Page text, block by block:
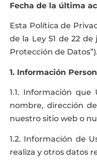
Fecha de la última
Esta Política de
de la Ley 51 de 22
Protección de Datos”).
1. Información
1.1. Información
nombre, dirección
nuestro sitio web o
1.2. Información de
realiza y otros datos